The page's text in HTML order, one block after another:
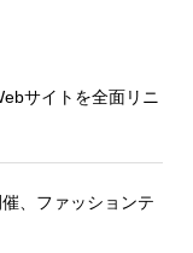
サイトを全面リニ
、ファッションテ